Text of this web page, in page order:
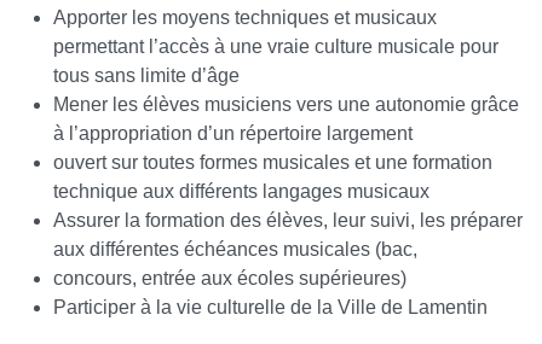
Apporter les moyens techniques et musicaux
permettant l’accès à une vraie culture musicale pour
tous sans limite d’âge
Mener les élèves musiciens vers une autonomie grâce
à l’appropriation d’un répertoire largement
ouvert sur toutes formes musicales et une formation
technique aux différents langages musicaux
Assurer la formation des élèves, leur suivi, les préparer
aux différentes échéances musicales (bac,
concours, entrée aux écoles supérieures)
Participer à la vie culturelle de la Ville de Lamentin